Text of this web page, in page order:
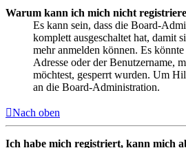
Warum kann ich mich nicht
Es kann sein, dass die Board-
komplett ausgeschaltet hat, damit
mehr anmelden können. Es
Adresse oder der Benutzername,
möchtest, gesperrt wurden. Um
an die Board-Administration.
Nach oben
Ich habe mich registriert, kann mich